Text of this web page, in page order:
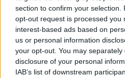
section to confirm your selection.
opt-out request is processed you
interest-based ads based on
us or personal information
your opt-out. You may
disclosure of your personal
IAB’s list of downstream
Hype FC ønsker å booke Dillon
Erik Solvang 13 January, 2026 15:37